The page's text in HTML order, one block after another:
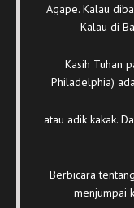
Agape. Kalau
Kalau di
Kasih Tuhan
Philadelphia)
atau adik kakak.
Berbicara
menjumpai